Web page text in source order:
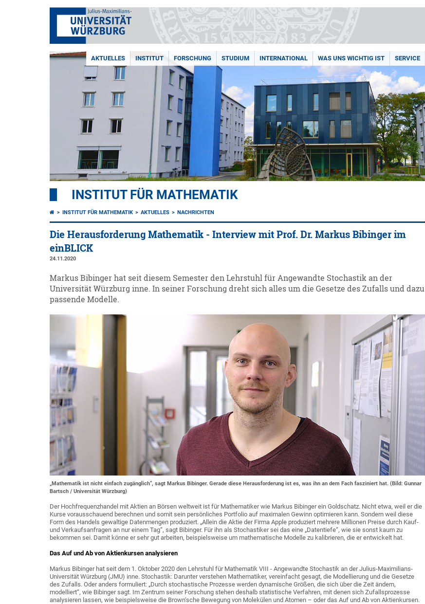
AKTUELLES INSTITUT FORSCHUNG STUDIUM INTERNATIONAL WAS UNS WICHTIG IST SERVICE
INSTITUT FÜR MATHEMATIK
INSTITUT FÜR MATHEMATIK AKTUELLES NACHRICHTEN
Die Herausforderung Mathematik - Interview mit Prof. Dr. Markus Bibinger im
einBLICK
24.11.2020
Markus Bibinger hat seit diesem Semester den Lehrstuhl für Angewandte Stochastik an der
Universität Würzburg inne. In seiner Forschung dreht sich alles um die Gesetze des Zufalls und dazu
passende Modelle.
„Mathematik ist nicht einfach zugänglich“, sagt Markus Bibinger. Gerade diese Herausforderung ist es, was ihn an dem Fach fasziniert hat. (Bild: Gunnar
Bartsch / Universität Würzburg)
Der Hochfrequenzhandel mit Aktien an Börsen weltweit ist für Mathematiker wie Markus Bibinger ein Goldschatz. Nicht etwa, weil er die
Kurse vorausschauend berechnen und somit sein persönliches Portfolio auf maximalen Gewinn optimieren kann. Sondern weil diese
Form des Handels gewaltige Datenmengen produziert. „Allein die Aktie der Firma Apple produziert mehrere Millionen Preise durch Kauf-
und Verkaufsanfragen an nur einem Tag“, sagt Bibinger. Für ihn als Stochastiker sei das eine „Datentiefe“, wie sie sonst kaum zu
bekommen sei. Damit könne er sehr gut arbeiten, beispielsweise um mathematische Modelle zu kalibrieren, die er entwickelt hat.
Das Auf und Ab von Aktienkursen analysieren
Markus Bibinger hat seit dem 1. Oktober 2020 den Lehrstuhl für Mathematik VIII - Angewandte Stochastik an der Julius-Maximilians-
Universität Würzburg (JMU) inne. Stochastik: Darunter verstehen Mathematiker, vereinfacht gesagt, die Modellierung und die Gesetze
des Zufalls. Oder anders formuliert: „Durch stochastische Prozesse werden dynamische Größen, die sich über die Zeit ändern,
modelliert“, wie Bibinger sagt. Im Zentrum seiner Forschung stehen deshalb statistische Verfahren, mit denen sich Zufallsprozesse
analysieren lassen, wie beispielsweise die Brown‘sche Bewegung von Molekülen und Atomen – oder das Auf und Ab von Aktienkursen.